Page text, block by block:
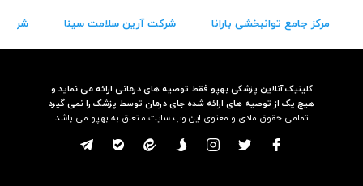
مرکز جامع توانبخشی بارانا شرکت آرین سلامت سینا شرکت
کلینیک آنلاین پزشکی بهپو فقط توصیه های درمانی ارائه می نماید و
هیچ یک از توصیه های ارائه شده جای درمان توسط پزشک را نمی گیرد
تمامی حقوق مادی و معنوی این وب سایت متعلق به بهپو می باشد